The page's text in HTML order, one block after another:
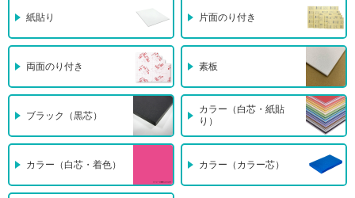
紙貼り 片面のり付き
両面のり付き 素板
ブラック（黒芯）
カラー（白芯・紙貼
り）
カラー（白芯・着色） カラー（カラー芯）